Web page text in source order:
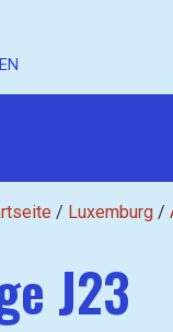
/ Luxemburg /
J23